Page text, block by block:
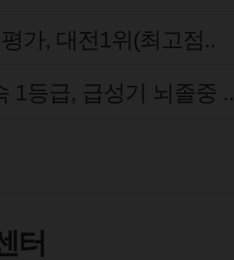
가, 대전1위(최고점..
1등급, 급성기 뇌졸중 ..
터